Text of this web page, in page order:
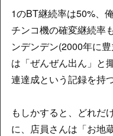
1のBT継続率は50%、
チンコ機の確変継続率
ンデンデン(2000年に
は「ぜんぜん出ん」と
連達成という記録を持
もしかすると、どれだ
に、店員さんは「お地